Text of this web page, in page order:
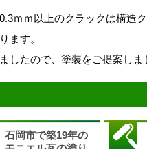
ｍｍ以上のクラックは構造
ます。
したので、塗装をご提案しま
石岡市で築19年の